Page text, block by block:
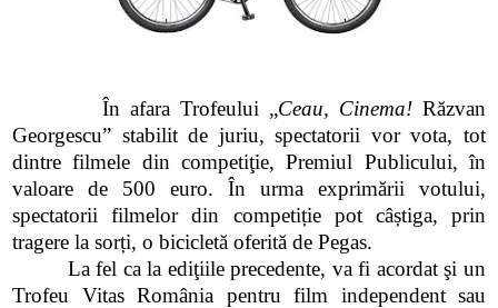
În afara Trofeului „Ceau, Cinema! Răzvan
Georgescu” stabilit de juriu, spectatorii vor vota, tot
dintre filmele din competiţie, Premiul Publicului, în
valoare de 500 euro. În urma exprimării votului,
spectatorii filmelor din competiție pot câștiga, prin
tragere la sorți, o bicicletă oferită de Pegas.
La fel ca la ediţiile precedente, va fi acordat şi un
Trofeu Vitas România pentru film independent sau